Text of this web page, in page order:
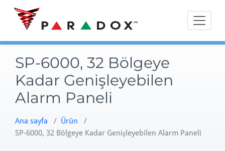
Skip
content
SP-6000, 32 Bölgeye
Kadar Genişleyebilen
Alarm Paneli
Ana sayfa / Ürün /
SP-6000, 32 Bölgeye Kadar Genişleyebilen Alarm Paneli